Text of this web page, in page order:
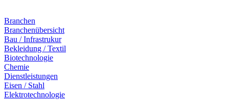
Branchen
Branchenübersicht
Bau / Infrastrukur
Bekleidung / Textil
Biotechnologie
Chemie
Dienstleistungen
Eisen / Stahl
Elektrotechnologie